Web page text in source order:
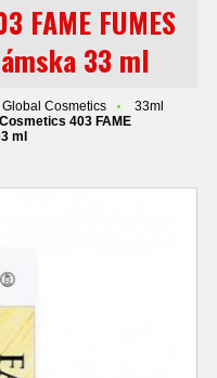
FAME FUMES
33 ml
Global Cosmetics
33ml
403 FAME
ml